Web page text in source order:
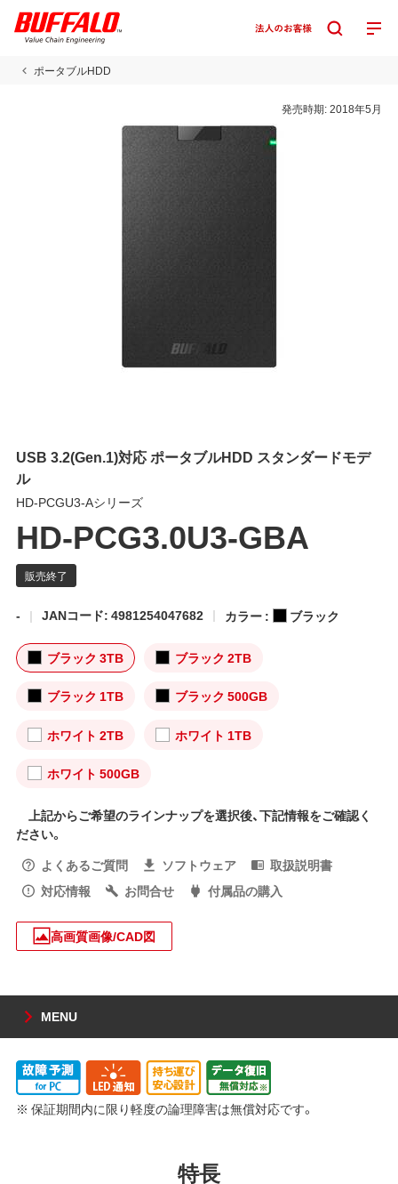
ポータブルHDD
発売時期:2018年5月
USB 3.2(Gen.1)対応 ポータブルHDD スタンダードモデ
ル
HD-PCGU3-Aシリーズ
HD-PCG3.0U3-GBA
- JANコード: 4981254047682 カラー : ブラック
ブラック 3TB ブラック 2TB
ブラック 1TB ブラック 500GB
ホワイト 2TB ホワイト 1TB
ホワイト 500GB
上記からご希望のラインナップを選択後、下記情報をご確認く
ださい。
よくあるご質問
ソフトウェア
取扱説明書
対応情報
お問合せ 付属品の購入
高画質画像/CAD図
MENU
※ 保証期間内に限り軽度の論理障害は無償対応です。
特長